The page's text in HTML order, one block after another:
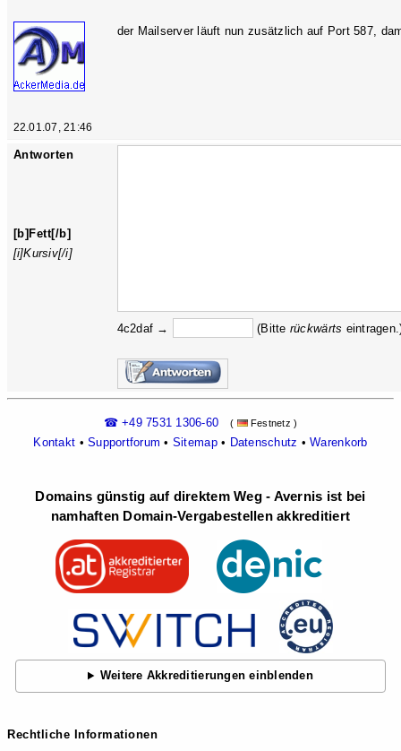
22.01.07, 21:46
der Mailserver läuft nun zusätzlich auf Port 587,
Antworten
[b]Fett[/b]
[i]Kursiv[/i]
4c2daf → (Bitte rückwärts
☎ +49 7531 1306-60 ( Festnetz )
Kontakt •Supportforum • Sitemap• Datenschutz •Warenkorb
Domains günstig auf direktem Weg - Avernis ist bei
namhaften Domain-Vergabestellen akkreditiert
Weitere Akkreditierungen einblenden
Rechtliche Informationen